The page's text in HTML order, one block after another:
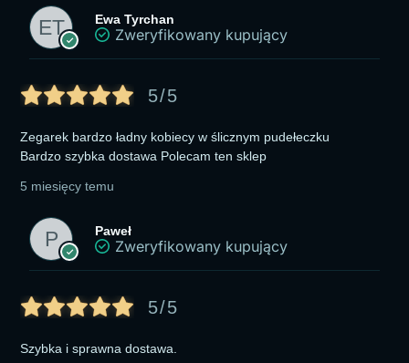
Ewa Tyrchan
Zweryfikowany kupujący
5/5
Zegarek bardzo ładny kobiecy w ślicznym pudełeczku
Bardzo szybka dostawa Polecam ten sklep
5 miesięcy temu
Paweł
Zweryfikowany kupujący
5/5
Szybka i sprawna dostawa.